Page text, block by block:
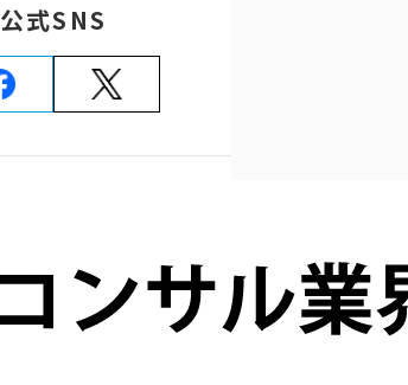
公式SNS